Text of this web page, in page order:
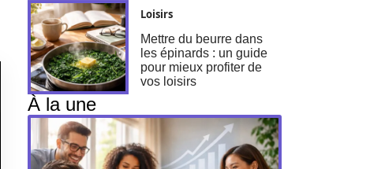
Loisirs
Mettre du beurre dans
les épinards : un guide
pour mieux profiter de
vos loisirs
À la une